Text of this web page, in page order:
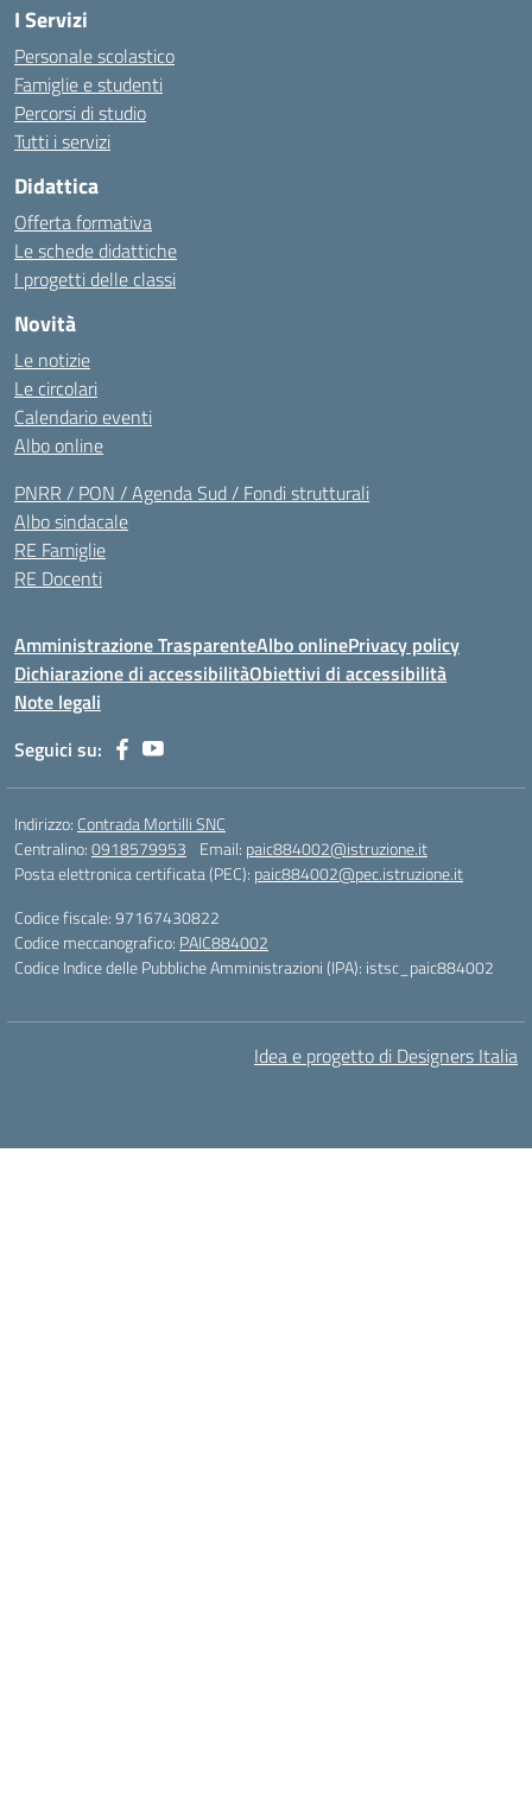
I Servizi
Personale scolastico
Famiglie e studenti
Percorsi di studio
Tutti i servizi
Didattica
Offerta formativa
Le schede didattiche
I progetti delle classi
Novità
Le notizie
Le circolari
Calendario eventi
Albo online
PNRR / PON / Agenda Sud / Fondi strutturali
Albo sindacale
RE Famiglie
RE Docenti
Amministrazione TrasparenteAlbo onlinePrivacy policy
Dichiarazione di accessibilitàObiettivi di accessibilità
Note legali
Seguici su:
Indirizzo: Contrada Mortilli SNC
Centralino:0918579953 Email: paic884002@istruzione.it
Posta elettronica certificata (PEC): paic884002@pec.istruzione.it
Codice fiscale: 97167430822
Codice meccanografico: PAIC884002
Codice Indice delle Pubbliche Amministrazioni (IPA): istsc_paic884002
Idea e progetto di Designers Italia